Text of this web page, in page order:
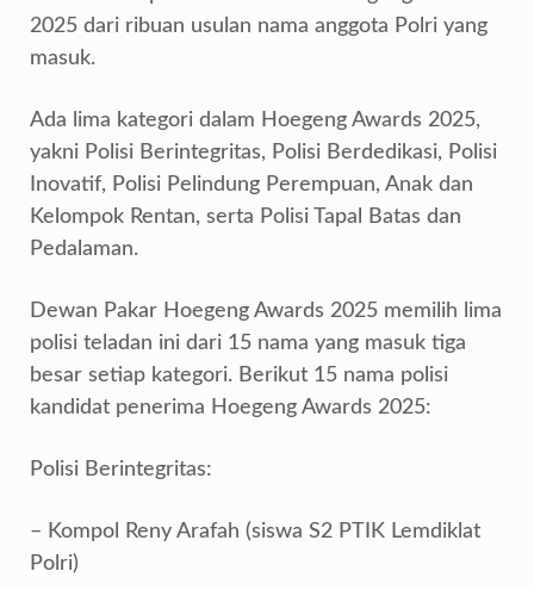
2025 dari ribuan usulan nama anggota Polri yang
masuk.
Ada lima kategori dalam Hoegeng Awards 2025,
yakni Polisi Berintegritas, Polisi Berdedikasi, Polisi
Inovatif, Polisi Pelindung Perempuan, Anak dan
Kelompok Rentan, serta Polisi Tapal Batas dan
Pedalaman.
Dewan Pakar Hoegeng Awards 2025 memilih lima
polisi teladan ini dari 15 nama yang masuk tiga
besar setiap kategori. Berikut 15 nama polisi
kandidat penerima Hoegeng Awards 2025:
Polisi Berintegritas:
– Kompol Reny Arafah (siswa S2 PTIK Lemdiklat
Polri)